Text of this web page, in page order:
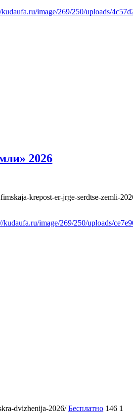
kudaufa.ru/image/269/250/uploads/
2026
krepost-er-jrge-serdtse-zemli-
kudaufa.ru/image/269/250/uploads/
dvizhenija-2026/ Бесплатно 146 1